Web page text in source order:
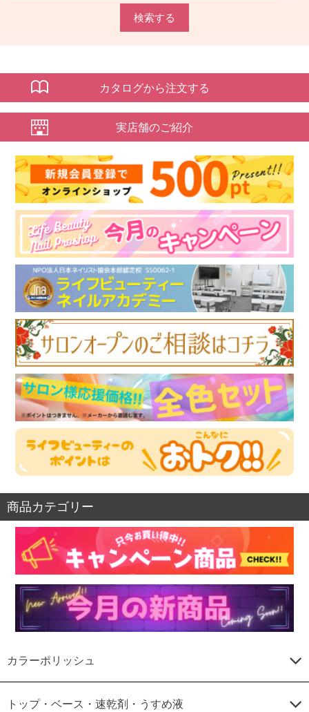
検索する
カタログから注文する
実店舗のご紹介
商品カテゴリー
カラーポリッシュ
トップ・ベース・速乾剤・うすめ液